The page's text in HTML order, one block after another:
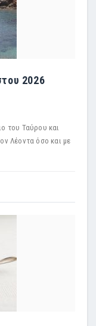
2026
του Ταύρου και
Λέοντα όσο και με